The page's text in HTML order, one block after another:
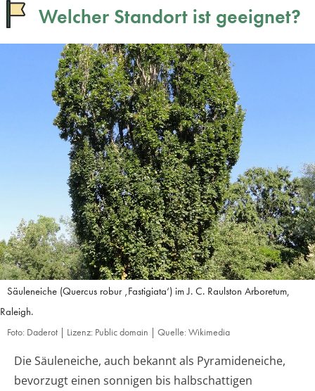
Welcher Standort ist geeignet?
Säuleneiche (Quercus robur ‚Fastigiata‘) im J. C. Raulston Arboretum,
Raleigh.
Foto: Daderot | Lizenz: Public domain | Quelle: Wikimedia
Die Säuleneiche, auch bekannt als Pyramideneiche,
bevorzugt einen sonnigen bis halbschattigen